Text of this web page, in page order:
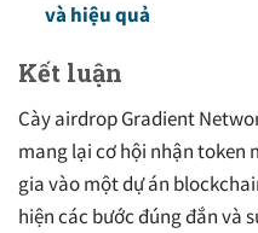
và hiệu quả
Kết luận
Cày airdrop Gradient
mang lại cơ hội nhận token
gia vào một dự án
hiện các bước đúng đắn và